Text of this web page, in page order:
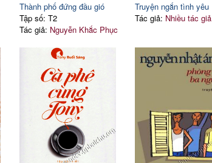
Thành phố đứng đầu gió
Tập số: T2
Tác giả: Nguyễn Khắc Phục
Truyện ngắn tình yêu
Tác giả: Nhiều tác giả